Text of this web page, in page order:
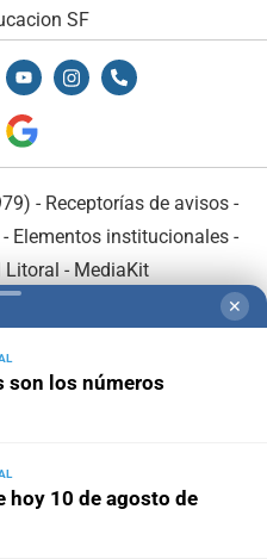
SF
- Receptorías de avisos -
- Elementos institucionales-
Litoral - MediaKit
con:
✕
son los números
hoy 10 de agosto de